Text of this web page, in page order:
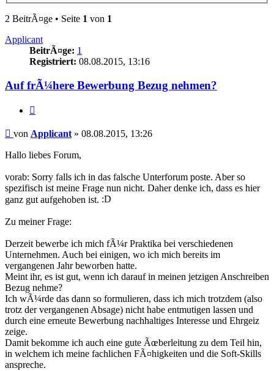
2 BeitrÃ¤ge • Seite 1 von 1
Applicant
BeitrÃ¤ge: 1
Registriert: 08.08.2015, 13:16
Auf frÃ¼here Bewerbung Bezug nehmen?
Beitrag
von Applicant » 08.08.2015, 13:26
Hallo liebes Forum,
vorab: Sorry falls ich in das falsche Unterforum poste. Aber so
spezifisch ist meine Frage nun nicht. Daher denke ich, dass es hier
ganz gut aufgehoben ist.
Zu meiner Frage:
Derzeit bewerbe ich mich fÃ¼r Praktika bei verschiedenen
Unternehmen. Auch bei einigen, wo ich mich bereits im
vergangenen Jahr beworben hatte.
Meint ihr, es ist gut, wenn ich darauf in meinen jetzigen Anschreiben
Bezug nehme?
Ich wÃ¼rde das dann so formulieren, dass ich mich trotzdem (also
trotz der vergangenen Absage) nicht habe entmutigen lassen und
durch eine erneute Bewerbung nachhaltiges Interesse und Ehrgeiz
zeige.
Damit bekomme ich auch eine gute Ãœberleitung zu dem Teil hin,
in welchem ich meine fachlichen FÃ¤higkeiten und die Soft-Skills
anspreche.